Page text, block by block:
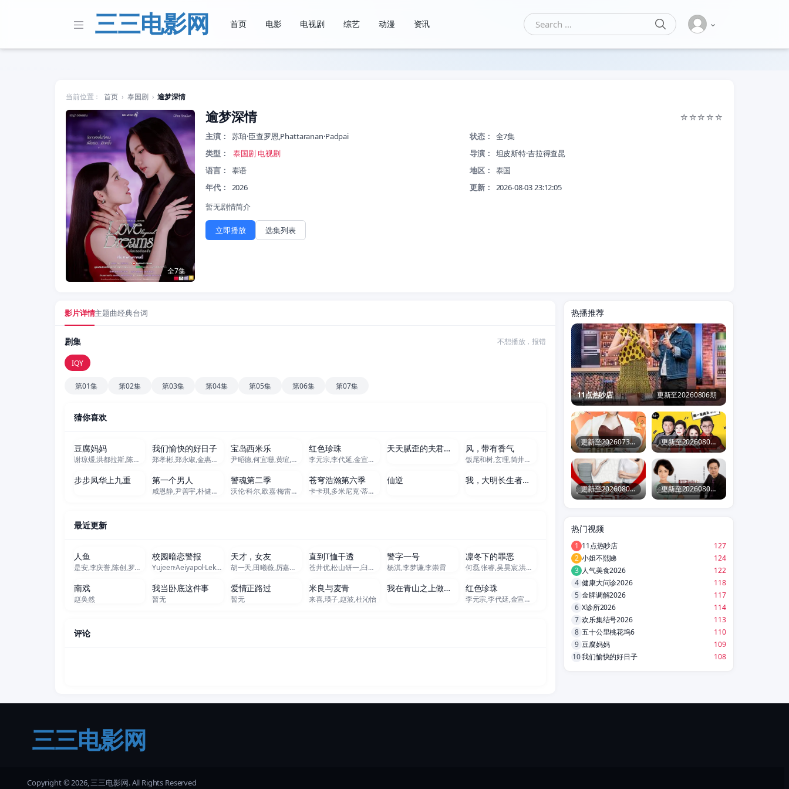
三三电影网 首页 电影 电视剧 综艺 动漫 资讯
Search for:
SEARCH
当前位置： 首页 › 泰国剧 › 逾梦深情
全7集
逾梦深情 ☆ ☆☆ ☆ ☆
主演： 苏珀·臣查罗恩,Phattaranan·Padpai 状态：
全7集
类型：
泰国剧 电视剧 导演：
坦皮斯特·吉拉得查昆
语言：
泰语 地区：
泰国
年代：
2026 更新：
2026-08-03 23:12:05
暂无剧情简介
立即播放 选集列表
影片详情主题曲经典台词
剧集 不想播放，报错
IQY
第01集 第02集 第03集 第04集 第05集 第06集 第07集
猜你喜欢
豆腐妈妈
谢琼煖,洪都拉斯,陈仙梅,蓝苇华,苏晏霈,曾智希,曾子益,陈志强,郭忠祐,李之勤,潘奕如,范瑞君,王耿豪,吴铃山,张倩,李运庆,罗子惟,宫美乐,王晴,于浩威,马国毕,张世贤,徐千京,黄子玲,黄靖雅,李佩怡,吴政澔,黄尚禾,吴皓升
我们愉快的好日子
郑孝彬,郑永琡,金惠玉,尹多英,尹仲勋,文喜京,严贤京,鲜于在德,尹多勋,申正允,李商淑,李家豪
宝岛西米乐
尹昭德,何宜珊,黄瑄,卢彦泽,陈文山,王盈凯,黄婕菲,蔡祥,马国贤,孙绽,陈婉婷,王丁筑,璟宣,许瀞蔆,张雁名,颜邦智,曹景俊,陈玹宇,李緻,洪淇,刘汉强,张育绮,逸祥,亮曦,王芮希,李祐诚,卢尚恩,李铭叡,黄隽智,张景闳,游安顺,杨子仪
红色珍珠
李元宗,李代延,金宣敬,李甫姫,朴真熙,韩振熙,李应敬,이정용,채빈
天天腻歪的夫君居然修无情道 风，带有香气
饭尾和树,玄理,筒井道隆,北村一辉,多部未华子,藤原季节,原田泰造,根岸季衣,三浦贵大,高岛政宏,若林时英,内田慈,平野生成,菊池亚希子,中田青渚,小林隆,古川雄大,片冈鹤太郎,野添义弘,仲间由纪惠,村上穂乃佳,森田甘路,水野美纪,生田绘梨花,猫背椿,坂口涼太郎,津崎史郎,春海四方,广冈由里子,大岛美幸,松金米子,见上爱,佐野晶哉,中井友望,伊势志摩,东野绚香,研直子,小林虎之介,坂东弥十郎,丸山礼,上坂树里,林裕太,早坂美海,たくや
69集全
步步凤华上九重
全140集
第一个男人
咸恩静,尹善宇,朴健一,吴贤庆,김민설,李起昶
全13集
警魂第二季
沃伦·科尔,欧嘉·梅雷迪斯,雷·利奥塔,里特奇·科斯特,詹妮弗·洛佩兹,德瑞·德·玛泰,玛格丽特·柯林,维森特·拉雷斯卡,戴奥·奥柯奈伊,基诺·安东尼·佩西,安娜·冈,莱斯利·席尔瓦,安妮·张
全6集
苍穹浩瀚第六季
卡卡琪,多米尼克·蒂珀,索瑞·安达斯鲁,史蒂文·斯崔特,基翁·亚历山大,萨默·萨利姆,弗兰基·亚当斯,纳丁·妮可,贾赛·蔡斯·欧文斯,约翰·威斯利·查特曼,加布里埃尔·达尔库,安德烈·卡洪,凡妮莎·斯迈思,艾玛·霍,博·迪克森,乔丹·道森,汉娜·格兰特,费利佩·奥凯,黛安·阿圭拉,泰德·戴克斯特拉
仙逆
80集全
我，大明长生者，历经十六帝
最近更新
人鱼
是安,李庆誉,陈创,罗海琼,刘孜,董勇,董向荣,薛佳凝,张译文,赵健,张棪琰,张开泰,黄杨钿甜,何思甜,方晓东,段钰
校园暗恋警报
Yujeen·Aeiyapol·Lekpittaya,Yugene·Yannawat·Intarapaen,Lek·Teerawate·Suparwong,Yai·Teerapong·Suparwong,Vino·Chavid·Pevec,Bossu·Supanut·Satpan
天才，女友
胡一天,田曦薇,厉嘉琪,夏浩然,邬家楷,赖伟明,李佑川,安沺
直到T恤干透
苍井优,松山研一,臼田麻美,夏帆,中川雅也,中岛步,斋藤飞鸟,高桥文哉,庄司浩平
警字一号
杨淇,李梦谦,李崇霄
凛冬下的罪恶
何磊,张睿,吴昊宸,洪爽,王大奇,嘉泽,孙之鸿,肖涵,左腾云,刘伟峰,王心嫚,窦新豪,苏宥辰,李繁,刘亭希,刘朔豪,洪冰瑶
更新至14集
南戏
赵奂然
更新至21集
我当卧底这件事
暂无
更新至08集
爱情正路过
暂无
更新至15集
米良与麦青
来喜,瑛子,赵波,杜沁怡
更新至14集
我在青山之上做扫地担当
全102集
红色珍珠
李元宗,李代延,金宣敬,李甫姫,朴真熙,韩振熙,李应敬,이정용,채빈
评论
热播推荐
更新至20260806期
11点热吵店
更新至20260730期
小姐不熙娣 更新至20260806期
人气美食2026
更新至20260806期
健康大问诊2026 更新至20260806期
金牌调解2026
热门视频
1 11点热吵店
127
2 小姐不熙娣
124
3 人气美食2026
122
4 健康大问诊2026
118
5 金牌调解2026
117
6 X诊所2026
114
7 欢乐集结号2026
113
8 五十公里桃花坞6
110
9 豆腐妈妈
109
10我们愉快的好日子 108
三三电影网
Copyright © 2026, 三三电影网. All Rights Reserved